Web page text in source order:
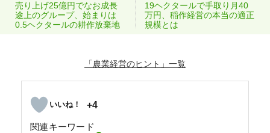
売り上げ25億円でなお成長
途上のグループ、始まりは
0.5ヘクタールの耕作放棄地
19ヘクタールで手取り月40
万円、稲作経営の本当の適正
規模とは
「農業経営のヒント」
+4
関連キーワード